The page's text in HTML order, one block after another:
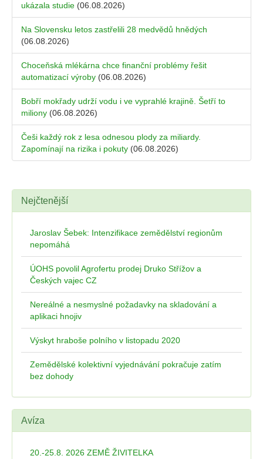
ukázala studie (06.08.2026)
Na Slovensku letos zastřelili 28 medvědů hnědých
(06.08.2026)
Choceňská mlékárna chce finanční problémy řešit
automatizací výroby (06.08.2026)
Bobří mokřady udrží vodu i ve vyprahlé krajině. Šetří to
miliony (06.08.2026)
Češi každý rok z lesa odnesou plody za miliardy.
Zapomínají na rizika i pokuty (06.08.2026)
Nejčtenější
Jaroslav Šebek: Intenzifikace zemědělství regionům
nepomáhá
ÚOHS povolil Agrofertu prodej Druko Střížov a
Českých vajec CZ
Nereálné a nesmyslné požadavky na skladování a
aplikaci hnojiv
Výskyt hraboše polního v listopadu 2020
Zemědělské kolektivní vyjednávání pokračuje zatím
bez dohody
Avíza
20.-25.8. 2026 ZEMĚ ŽIVITELKA